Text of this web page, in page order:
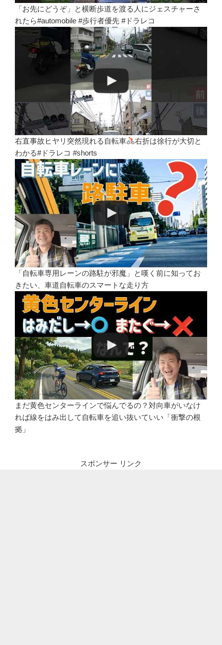
「お先にどうぞ」と横断歩道を渡る人にジェスチャーさ
れたら#automobile #歩行者優先 #ドラレコ
右直事故ヒヤリ突然現れる自転車
右折は徐行が大切と
わかる#ドラレコ #shorts
「自転車専用レーンの路駐が邪魔」と嘆く前に知ってお
きたい、車道自転車のスマートな走り方
まだ黄色センターラインで悩んでるの？対向車がいなけ
れば線をはみ出して自転車を追い抜いていい「衝撃の根
拠」
スポンサー リンク